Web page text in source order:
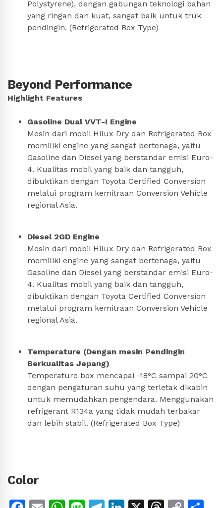
Polystyrene), dengan gabungan teknologi bahan
yang ringan dan kuat, sangat baik untuk truk
pendingin. (Refrigerated Box Type)
Beyond Performance
Highlight Features
Gasoline Dual VVT-I Engine
Mesin dari mobil Hilux Dry dan Refrigerated Box
memiliki engine yang sangat bertenaga, yaitu
Gasoline dan Diesel yang berstandar emisi Euro-
4. Kualitas mobil yang baik dan tangguh,
dibuktikan dengan Toyota Certified Conversion
melalui program kemitraan Conversion Vehicle
regional Asia.
Diesel 2GD Engine
Mesin dari mobil Hilux Dry dan Refrigerated Box
memiliki engine yang sangat bertenaga, yaitu
Gasoline dan Diesel yang berstandar emisi Euro-
4. Kualitas mobil yang baik dan tangguh,
dibuktikan dengan Toyota Certified Conversion
melalui program kemitraan Conversion Vehicle
regional Asia.
Temperature (Dengan mesin Pendingin
Berkualitas Jepang)
Temperature box mencapai -18°C sampai 20°C
dengan pengaturan suhu yang terletak dikabin
untuk memudahkan pengendara. Menggunakan
refrigerant R134a yang tidak mudah terbakar
dan lebih stabil. (Refrigerated Box Type)
Color